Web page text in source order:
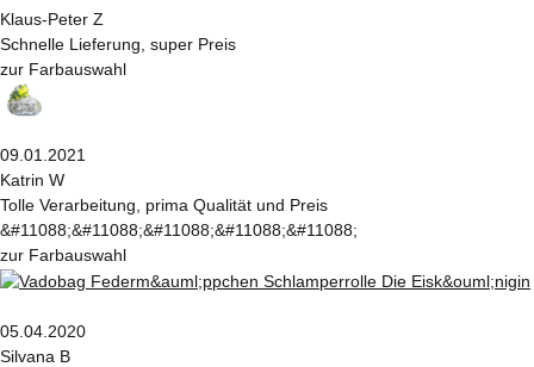
Klaus-Peter Z
Schnelle Lieferung, super Preis
zur Farbauswahl
09.01.2021
Katrin W
Tolle Verarbeitung, prima Qualität und Preis
&#11088;&#11088;&#11088;&#11088;&#11088;
zur Farbauswahl
05.04.2020
Silvana B